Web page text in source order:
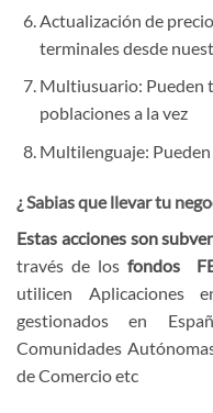
Actualización de
terminales desde
Multiusuario: Pueden
poblaciones a la vez
Multilenguaje:
¿ Sabias que llevar tu
Estas acciones son
través de losfondos
utilicen Aplicaciones
gestionados en
Comunidades
de Comercio etc